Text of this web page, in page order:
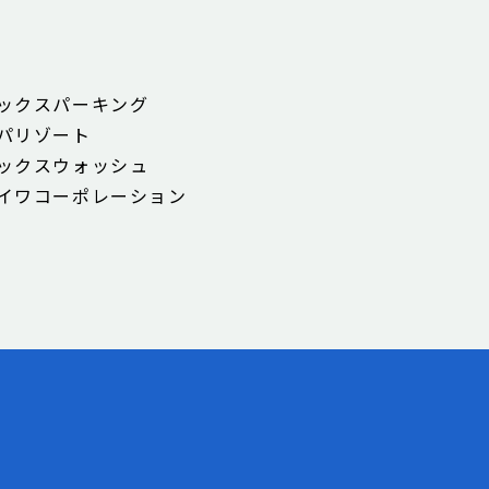
クスパーキング
リゾート
クスウォッシュ
ワコーポレーション